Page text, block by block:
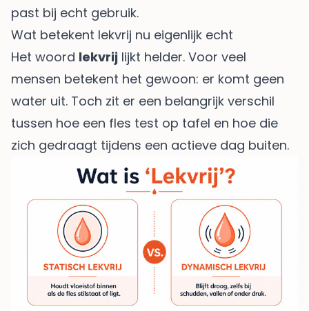
past bij echt gebruik.
Wat betekent lekvrij nu eigenlijk echt
Het woord lekvrij lijkt helder. Voor veel
mensen betekent het gewoon: er komt geen
water uit. Toch zit er een belangrijk verschil
tussen hoe een fles test op tafel en hoe die
zich gedraagt tijdens een actieve dag buiten.